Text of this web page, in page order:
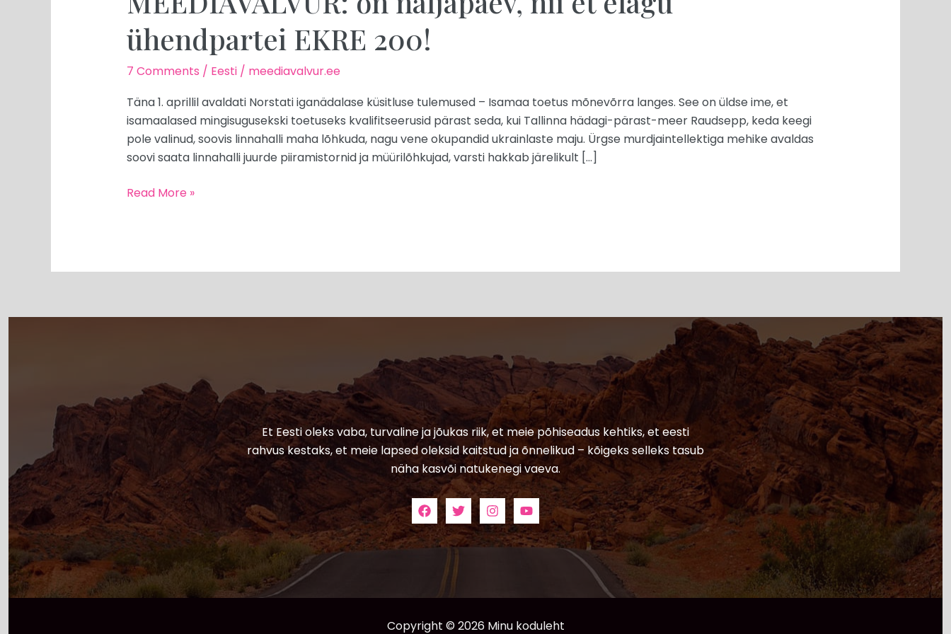
ühendpartei EKRE 200!
7 Comments / Eesti/ meediavalvur.ee
Täna 1. aprillil avaldati Norstati iganädalase küsitluse tulemused – Isamaa toetus mõnevõrra langes. See on üldse ime, et
isamaalased mingisugusekski toetuseks kvalifitseerusid pärast seda, kui Tallinna hädagi-pärast-meer Raudsepp, keda keegi
pole valinud, soovis linnahalli maha lõhkuda, nagu vene okupandid ukrainlaste maju. Ürgse murdjaintellektiga mehike avaldas
soovi saata linnahalli juurde piiramistornid ja müürilõhkujad, varsti hakkab järelikult […]
nii
et
elagu
ühendpartei
200!
Read More »
Et Eesti oleks vaba, turvaline ja jõukas riik, et meie põhiseadus kehtiks, et eesti
rahvus kestaks, et meie lapsed oleksid kaitstud ja õnnelikud – kõigeks selleks tasub
näha kasvõi natukenegi vaeva.
Copyright © 2026 Minu koduleht